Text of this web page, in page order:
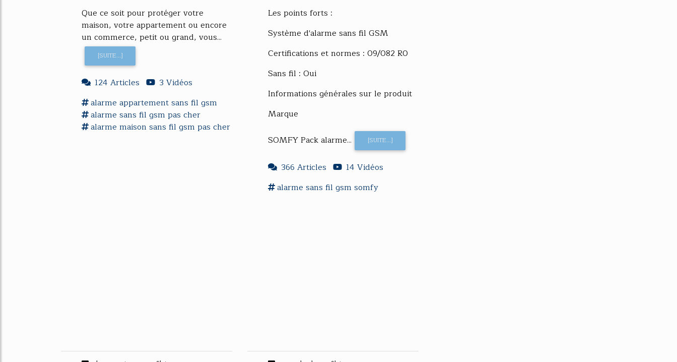
Que ce soit pour protéger votre
maison, votre appartement ou encore
un commerce, petit ou grand, vous...
[SUITE...]
124 Articles
3 Vidéos
alarme appartement sans fil gsm
alarme sans fil gsm pas cher
alarme maison sans fil gsm pas cher
Les points forts :
Système d'alarme sans fil GSM
Certifications et normes : 09/082 R0
Sans fil : Oui
Informations générales sur le produit
Marque
SOMFY Pack alarme... [SUITE...]
366 Articles
14 Vidéos
alarme sans fil gsm somfy